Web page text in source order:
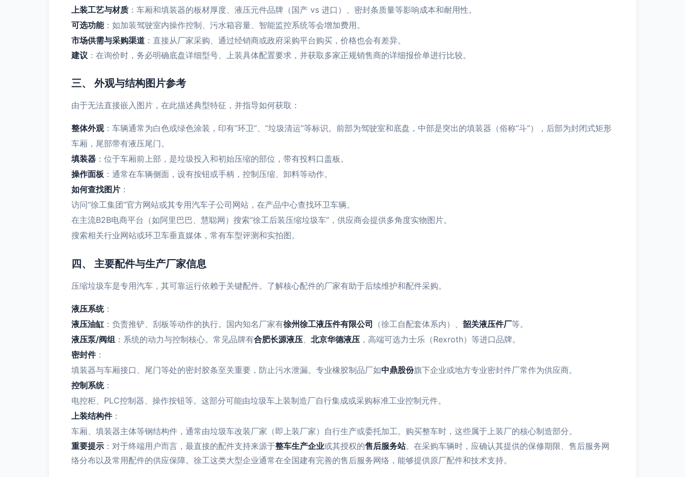
上装工艺与材质 ：车厢和填装器的板材厚度、液压元件品牌（国产 vs 进口）、密封条质量等影响成本和耐用性。
可选功能：如加装驾驶室内操作控制、污水箱容量、智能监控系统等会增加费用。
市场供需与采购渠道 ：直接从厂家采购、通过经销商或政府采购平台购买，价格也会有差异。
建议 ：在询价时，务必明确底盘详细型号、上装具体配置要求，并获取多家正规销售商的详细报价单进行比较。
三、 外观与结构图片参考
由于无法直接嵌入图片，在此描述典型特征，并指导如何获取：
整体外观：车辆通常为白色或绿色涂装，印有“环卫”、“垃圾清运”等标识。前部为驾驶室和底盘，中部是突出的填装器（俗称“斗”），后部为封闭式矩形
车厢，尾部带有液压尾门。
填装器 ：位于车厢前上部，是垃圾投入和初始压缩的部位，带有投料口盖板。
操作面板 ：通常在车辆侧面，设有按钮或手柄，控制压缩、卸料等动作。
如何查找图片 ：
访问“徐工集团”官方网站或其专用汽车子公司网站，在产品中心查找环卫车辆。
在主流B2B电商平台（如阿里巴巴、慧聪网）搜索“徐工后装压缩垃圾车”，供应商会提供多角度实物图片。
搜索相关行业网站或环卫车垂直媒体，常有车型评测和实拍图。
四、 主要配件与生产厂家信息
压缩垃圾车是专用汽车，其可靠运行依赖于关键配件。了解核心配件的厂家有助于后续维护和配件采购。
液压系统：
液压油缸 ：负责推铲、刮板等动作的执行。国内知名厂家有徐州徐工液压件有限公司 （徐工自配套体系内）、 韶关液压件厂等。
液压泵/阀组 ：系统的动力与控制核心。常见品牌有合肥长源液压、 北京华德液压 ，高端可选力士乐（Rexroth）等进口品牌。
密封件：
填装器与车厢接口、尾门等处的密封胶条至关重要，防止污水泄漏。专业橡胶制品厂如中鼎股份旗下企业或地方专业密封件厂常作为供应商。
控制系统：
电控柜、PLC控制器、操作按钮等。这部分可能由垃圾车上装制造厂自行集成或采购标准工业控制元件。
上装结构件：
车厢、填装器主体等钢结构件，通常由垃圾车改装厂家（即上装厂家）自行生产或委托加工。购买整车时，这些属于上装厂的核心制造部分。
重要提示 ：对于终端用户而言，最直接的配件支持来源于整车生产企业或其授权的售后服务站。在采购车辆时，应确认其提供的保修期限、售后服务网
络分布以及常用配件的供应保障。徐工这类大型企业通常在全国建有完善的售后服务网络，能够提供原厂配件和技术支持。